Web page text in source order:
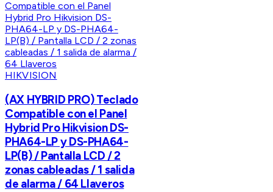
HIKVISION
(AX HYBRID PRO) Teclado
Compatible con el Panel
Hybrid Pro Hikvision DS-
PHA64-LP y DS-PHA64-
LP(B) / Pantalla LCD / 2
zonas cableadas / 1 salida
de alarma / 64 Llaveros